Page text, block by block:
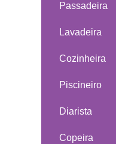
Passadeira
Lavadeira
Cozinheira
Piscineiro
Diarista
Copeira